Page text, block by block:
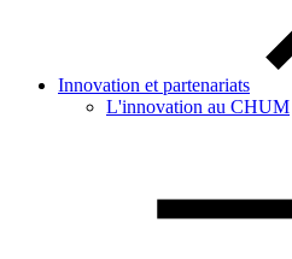
Innovation et partenariats
L'innovation au CHUM